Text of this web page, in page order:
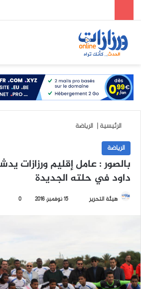
الرئيسية| الرياضة
الرياضة
بالصور : عامل إقليم ورزازات
داود في حلته الجديدة
هيئة التحرير
ر
ي
د
15 نوفمبر، 2016 0